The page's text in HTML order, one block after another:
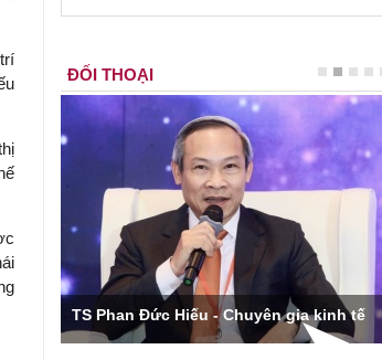
ĐỐI THOẠI
TS Phan Đức Hiếu - Chuyên gia kinh tế